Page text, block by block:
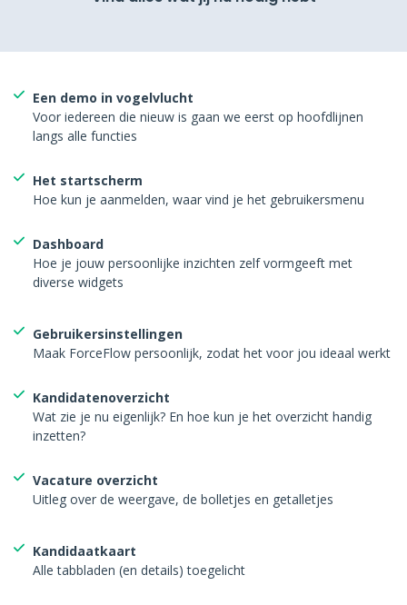
Een demo in vogelvlucht
Voor iedereen die nieuw is gaan we eerst op hoofdlijnen
langs alle functies
Het startscherm
Hoe kun je aanmelden, waar vind je het gebruikersmenu
Dashboard
Hoe je jouw persoonlijke inzichten zelf vormgeeft met
diverse widgets
Gebruikersinstellingen
Maak ForceFlow persoonlijk, zodat het voor jou ideaal werkt
Kandidatenoverzicht
Wat zie je nu eigenlijk? En hoe kun je het overzicht handig
inzetten?
Vacature overzicht
Uitleg over de weergave, de bolletjes en getalletjes
Kandidaatkaart
Alle tabbladen (en details) toegelicht